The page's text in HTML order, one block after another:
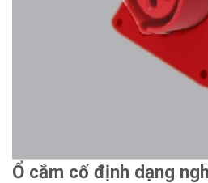
Ổ cắm cố định dạng